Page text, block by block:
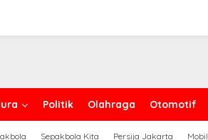
Politik Olahraga Otomotif
Sepakbola Kita Persija Jakarta Mobil